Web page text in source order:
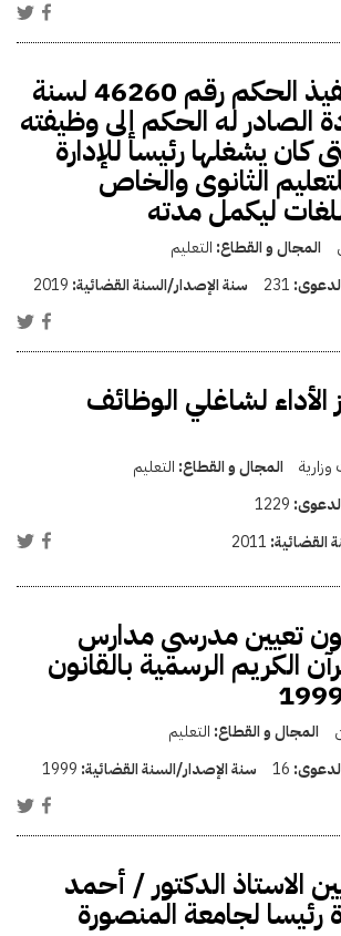
مقتضى تنفيذ الحكم رقم 46260 لسنة
الصادر له الحكم إلى وظيفته
كان يشغلها رئيسا للإدارة
الثانوى والخاص
ليكمل مدته
المجال و القطاع: التعليم
231 سنة الإصدار/السنة القضائية: 2019
الأداء لشاغلي الوظائف
وزارية المجال و القطاع: التعليم
1229
القضائية: 2011
تعيين مدرسي مدارس
الكريم الرسمية بالقانون
المجال و القطاع: التعليم
16 سنة الإصدار/السنة القضائية: 1999
الاستاذ الدكتور / أحمد
لجامعة المنصورة